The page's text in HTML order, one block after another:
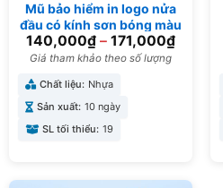
Mũ bảo hiểm in logo nửa
đầu có kính sơn bóng màu
cam MBH-03
140,000₫– 171,000₫
Giá tham khảo theo số lượng
Chất liệu: Nhựa
Sản xuất: 10 ngày
SL tối thiểu: 19